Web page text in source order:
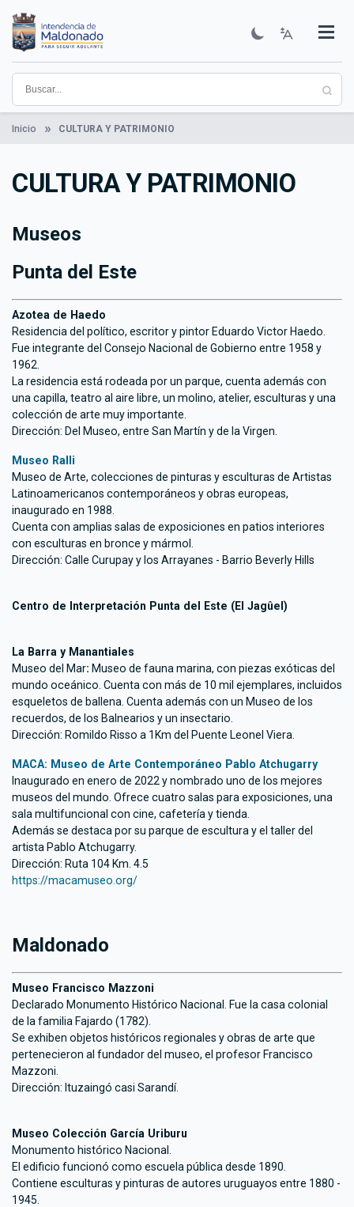
contenido
principal
Institucional
Municipios
Descubre Maldonado
Comunicación
Servicios
Guía De Trámites
Ver Noticias
Inicio CULTURA Y PATRIMONIO
CULTURA Y PATRIMONIO
Museos
Punta del Este
Azotea de Haedo
Residencia del político, escritor y pintor Eduardo Victor Haedo.
Fue integrante del Consejo Nacional de Gobierno entre 1958 y
1962.
La residencia está rodeada por un parque, cuenta además con
una capilla, teatro al aire libre, un molino, atelier, esculturas y una
colección de arte muy importante.
Dirección: Del Museo, entre San Martín y de la Virgen.
Museo Ralli
Museo de Arte, colecciones de pinturas y esculturas de Artistas
Latinoamericanos contemporáneos y obras europeas,
inaugurado en 1988.
Cuenta con amplias salas de exposiciones en patios interiores
con esculturas en bronce y mármol.
Dirección: Calle Curupay y los Arrayanes - Barrio Beverly Hills
Centro de Interpretación Punta del Este (El Jagûel)
La Barra y Manantiales
Museo del Mar: Museo de fauna marina, con piezas exóticas del
mundo oceánico. Cuenta con más de 10 mil ejemplares, incluidos
esqueletos de ballena. Cuenta además con un Museo de los
recuerdos, de los Balnearios y un insectario.
Dirección: Romildo Risso a 1Km del Puente Leonel Viera.
MACA: Museo de Arte Contemporáneo Pablo Atchugarry
Inaugurado en enero de 2022 y nombrado uno de los mejores
museos del mundo. Ofrece cuatro salas para exposiciones, una
sala multifuncional con cine, cafetería y tienda.
Además se destaca por su parque de escultura y el taller del
artista Pablo Atchugarry.
Dirección: Ruta 104 Km. 4.5
https://macamuseo.org/
Maldonado
Museo Francisco Mazzoni
Declarado Monumento Histórico Nacional. Fue la casa colonial
de la familia Fajardo (1782).
Se exhiben objetos históricos regionales y obras de arte que
pertenecieron al fundador del museo, el profesor Francisco
Mazzoni.
Dirección: Ituzaingó casi Sarandí.
Museo Colección García Uriburu
Monumento histórico Nacional.
El edificio funcionó como escuela pública desde 1890.
Contiene esculturas y pinturas de autores uruguayos entre 1880 -
1945.